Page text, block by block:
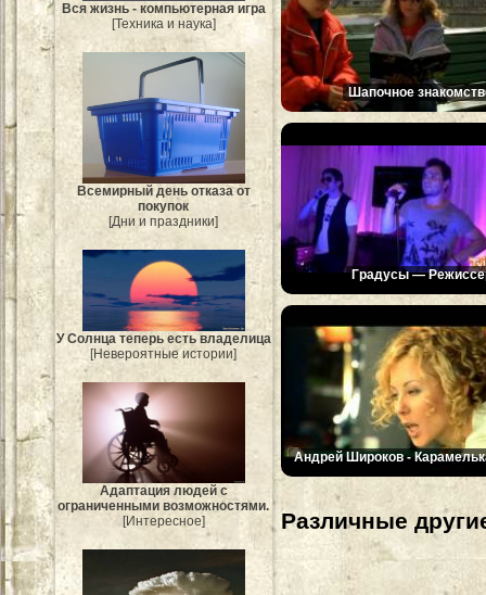
Вся жизнь - компьютерная игра
[Техника и наука]
Всемирный день отказа от
покупок
[Дни и праздники]
У Солнца теперь есть владелица
[Невероятные истории]
Адаптация людей с
ограниченными возможностями.
[Интересное]
Шапочное
Градусы —
Андрей Широков -
Различные